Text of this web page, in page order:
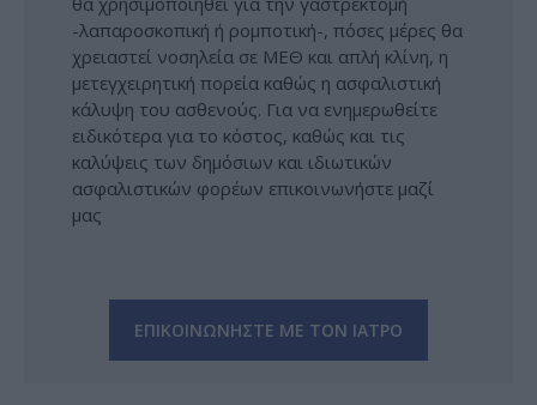
-λαπαροσκοπική ή ρομποτική-, πόσες μέρες θα
χρειαστεί νοσηλεία σε ΜΕΘ και απλή κλίνη, η
μετεγχειρητική πορεία καθώς η ασφαλιστική
κάλυψη του ασθενούς. Για να ενημερωθείτε
ειδικότερα για το κόστος, καθώς και τις
καλύψεις των δημόσιων και ιδιωτικών
ασφαλιστικών φορέων επικοινωνήστε μαζί
μας
ΕΠΙΚΟΙΝΩΝΗΣΤΕ ΜΕ ΤΟΝ ΙΑΤΡΟ